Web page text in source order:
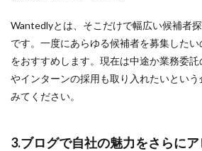
Wantedlyとは、そこだけで幅広い候補者
です。一度にあらゆる候補者を募集した
をおすすめします。現在は中途か業務委
やインターンの採用も取り入れたいとい
みてください。
3.ブログで自社の魅力をさらに